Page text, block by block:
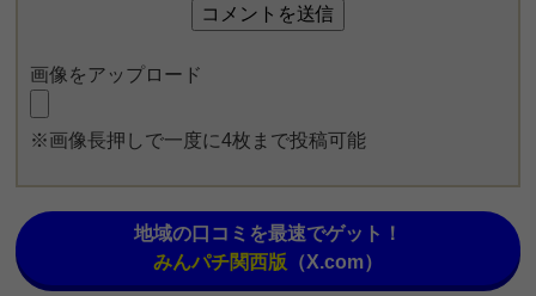
画像をアップロード
※画像長押しで一度に4枚まで投稿可能
地域の口コミを最速でゲット！
みんパチ関西版 （X.com）